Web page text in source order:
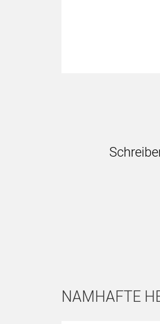
NAMHAFTE